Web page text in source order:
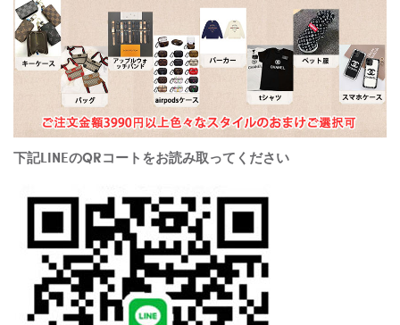
下記LINEのQRコートをお読み取ってください